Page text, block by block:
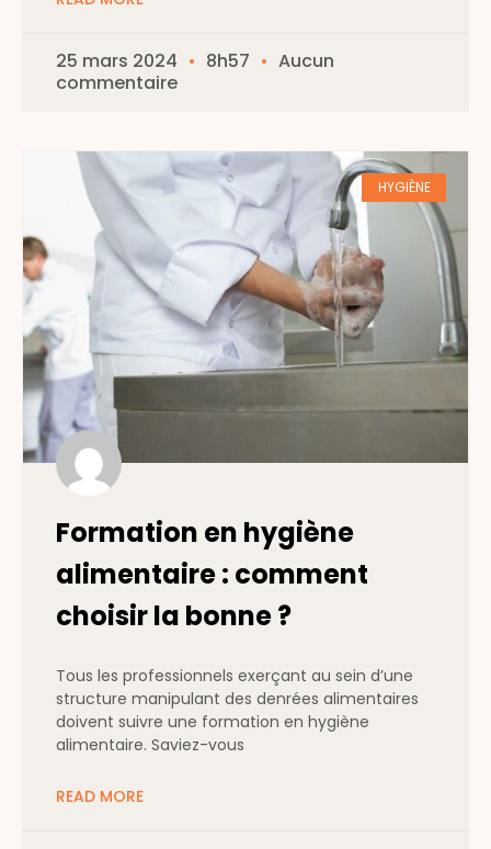
25 mars 2024 8h57
Aucun
commentaire
HYGIÈNE
Formation en hygiène
alimentaire : comment
choisir la bonne ?
Tous les professionnels exerçant au sein d’une
structure manipulant des denrées alimentaires
doivent suivre une formation en hygiène
alimentaire. Saviez-vous
READ MORE